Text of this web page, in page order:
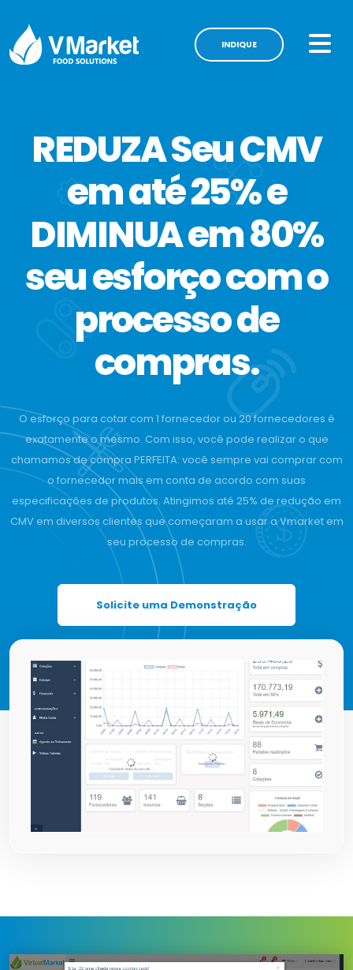
INDIQUE
REDUZA Seu CMV
em até 25% e
DIMINUA em 80%
seu esforço com o
processo de
compras.
O esforço para cotar com 1 fornecedor ou 20 fornecedores é
exatamente o mesmo. Com isso, você pode realizar o que
chamamos de compra PERFEITA: você sempre vai comprar com
o fornecedor mais em conta de acordo com suas
especificações de produtos. Atingimos até 25% de redução em
CMV em diversos clientes que começaram a usar a Vmarket em
seu processo de compras.
Solicite uma Demonstração